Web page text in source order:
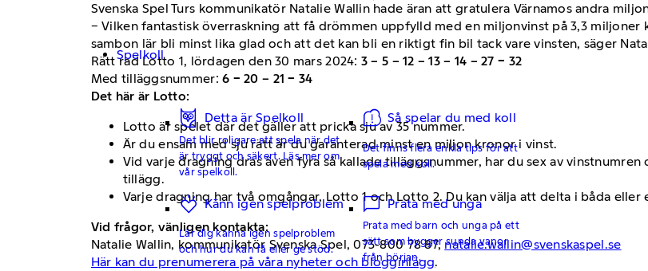
Spelkoll
Detta är Spelkoll
Det blir roligare att spela när det
är tryggt och säkert. Läs mer om
vår spelkoll.
Så spelar du med koll
Det finns flera enkla tips för att
spela med koll.
Känn igen spelproblem
Lär dig känna igen spelproblem
och hur du kan få eller ge stöd.
Prata med unga
Prata med barn och unga på ett
sätt som bygger sunda vanor
från början.
Svenska Spel Turs kommunikatör Natalie Wallin hade äran att gratulera Värnamos andra
− Vilken fantastisk överraskning att få drömmen uppfylld med en miljonvinst på 3,3
sambon lär bli minst lika glad och att det kan bli en riktigt fin bil tack vare vinsten, säger
Rätt rad Lotto 1, lördagen den 30 mars 2024: 3 – 5 – 12 – 13 – 14 – 27 − 32
Med tilläggsnummer:6 − 20 – 21 − 34
Det här är Lotto:
Lotto är spelet där det gäller att pricka sju av 35 nummer.
Är du ensam med sju rätt är du garanterad minst en miljon kronor i vinst.
Vid varje dragning dras även fyra så kallade tilläggsnummer, har du sex av
tillägg.
Varje dragning har två omgångar, Lotto 1 och Lotto 2. Du kan välja att delta i båda eller
Vid frågor, vänligen kontakta:
Natalie Wallin, kommunikatör Svenska Spel, 073-800 78 87,natalie.wallin@svenskaspel.se
Här kan du prenumerera på våra nyheter och blogginlägg.